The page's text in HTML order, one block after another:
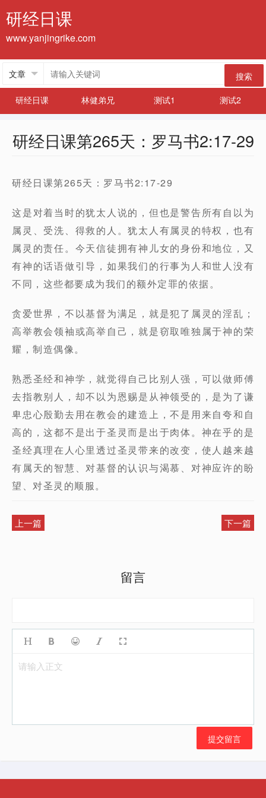
研经日课
www.yanjingrike.com
搜索
研经日课
林健弟兄 测试1 测试2
研经日课第265天：罗马书2:17-29
研经日课第265天：罗马书2:17-29
这是对着当时的犹太人说的，但也是警告所有自以为
属灵、受洗、得救的人。犹太人有属灵的特权，也有
属灵的责任。今天信徒拥有神儿女的身份和地位，又
有神的话语做引导，如果我们的行事为人和世人没有
不同，这些都要成为我们的额外定罪的依据。
贪爱世界，不以基督为满足，就是犯了属灵的淫乱；
高举教会领袖或高举自己，就是窃取唯独属于神的荣
耀，制造偶像。
熟悉圣经和神学，就觉得自己比别人强，可以做师傅
去指教别人，却不以为恩赐是从神领受的，是为了谦
卑忠心殷勤去用在教会的建造上，不是用来自夸和自
高的，这都不是出于圣灵而是出于肉体。神在乎的是
圣经真理在人心里透过圣灵带来的改变，使人越来越
有属天的智慧、对基督的认识与渴慕、对神应许的盼
望、对圣灵的顺服。
上一篇 下一篇
留言
请输入正文
提交留言